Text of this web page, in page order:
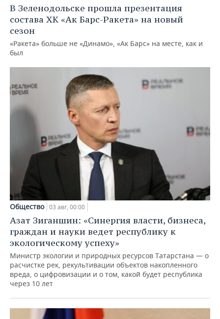
В Зеленодольске прошла презентация
состава ХК «Ак Барс-Ракета» на новый
сезон
«Ракета» больше не «Динамо», «Ак Барс» на месте, как и
был
Общество 03 авг, 00:00
Азат Зиганшин: «Синергия власти, бизнеса,
граждан и науки ведет республику к
экологическому успеху»
Министр экологии и природных ресурсов Татарстана — о
расчистке рек, рекультивации объектов накопленного
вреда, о цифровизации и о том, какой будет республика
через 10 лет